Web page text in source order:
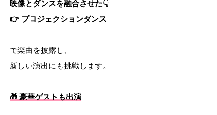
映像とダンスを融合させた👇
👉 プロジェクションダンス
で楽曲を披露し、
新しい演出にも挑戦します。
🎁 豪華ゲストも出演